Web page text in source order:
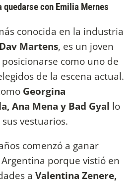
con Emilia Mernes
conocida en la industria
Dav Martens, es un joven
como uno de
de la escena actual.
Georgina
Ana Mena y Bad Gyal lo
vestuarios.
comenzó a ganar
porque vistió en
a Valentina Zenere,